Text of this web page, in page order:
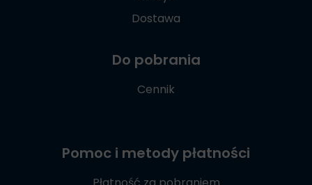
Dostawa
Do pobrania
Cennik
Pomoc i metody płatności